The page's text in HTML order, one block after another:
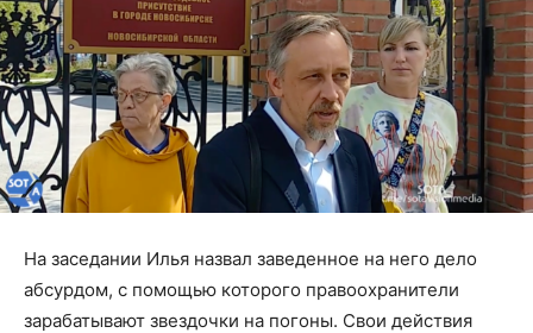
На заседании Илья назвал заведенное на него дело
абсурдом, с помощью которого правоохранители
зарабатывают звездочки на погоны. Свои действия